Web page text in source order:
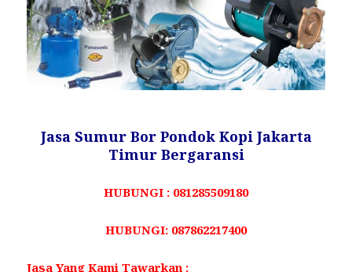
Jasa Sumur Bor Pondok Kopi Jakarta
Timur Bergaransi
HUBUNGI : 081285509180
HUBUNGI: 087862217400
Jasa Yang Kami Tawarkan :